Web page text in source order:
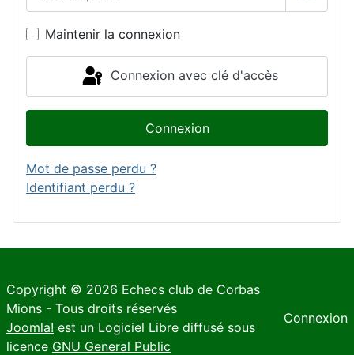
Maintenir la connexion
Connexion avec clé d'accès
Connexion
Mot de passe perdu ?
Identifiant perdu ?
Copyright © 2026 Echecs club de Corbas
Mions - Tous droits réservés
Joomla! est un Logiciel Libre diffusé sous
licence GNU General Public
Connexion